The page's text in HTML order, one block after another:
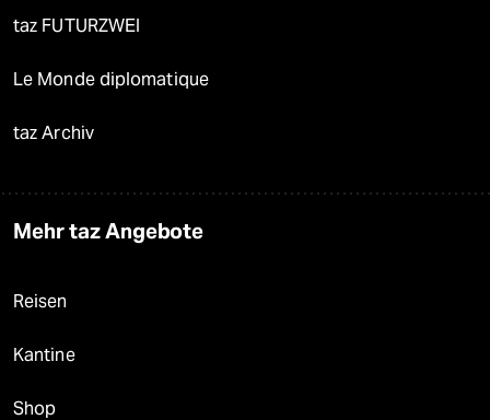
taz FUTURZWEI
Le Monde diplomatique
taz Archiv
Mehr taz Angebote
Reisen
Kantine
Shop